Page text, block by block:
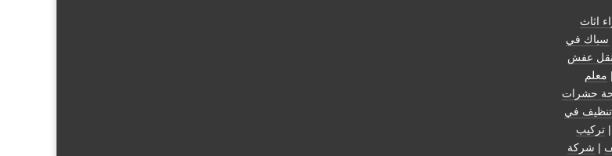
اثاث
سباك في
نقل عفش
| معلم
حشرات
في
|تركيب
| شركة